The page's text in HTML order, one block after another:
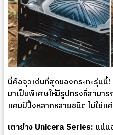
นี่คือจุดเด่นที่สุดของกระทะรุ่นนี้
มาเป็นพิเศษให้มีรูปทรงที่สามา
แคมป์ปิ้งหลากหลายชนิด ไม่ใช่แ
เตาย่าง Unicera Series: แน่น